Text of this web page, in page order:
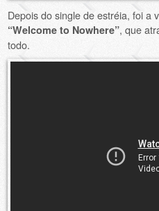
Depois do single de estréia, foi a
“Welcome to Nowhere”, que
todo.